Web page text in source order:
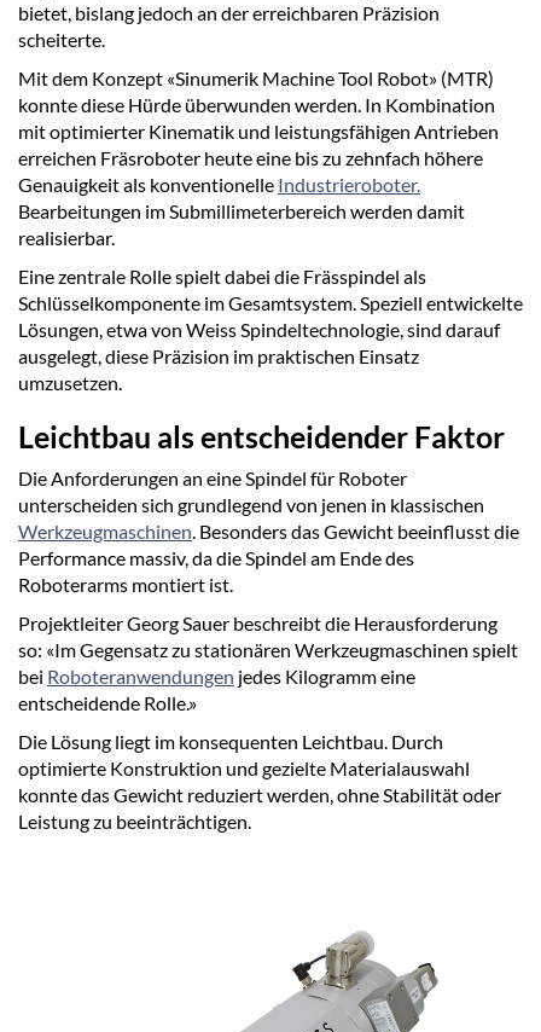
bietet, bislang jedoch an der erreichbaren Präzision
scheiterte.
Mit dem Konzept «Sinumerik Machine Tool Robot» (MTR)
konnte diese Hürde überwunden werden. In Kombination
mit optimierter Kinematik und leistungsfähigen Antrieben
erreichen Fräsroboter heute eine bis zu zehnfach höhere
Genauigkeit als konventionelle Industrieroboter.
Bearbeitungen im Submillimeterbereich werden damit
realisierbar.
Eine zentrale Rolle spielt dabei die Frässpindel als
Schlüsselkomponente im Gesamtsystem. Speziell entwickelte
Lösungen, etwa von Weiss Spindeltechnologie, sind darauf
ausgelegt, diese Präzision im praktischen Einsatz
umzusetzen.
Leichtbau als entscheidender Faktor
Die Anforderungen an eine Spindel für Roboter
unterscheiden sich grundlegend von jenen in klassischen
Werkzeugmaschinen. Besonders das Gewicht beeinflusst die
Performance massiv, da die Spindel am Ende des
Roboterarms montiert ist.
Projektleiter Georg Sauer beschreibt die Herausforderung
so: «Im Gegensatz zu stationären Werkzeugmaschinen spielt
bei Roboteranwendungen jedes Kilogramm eine
entscheidende Rolle.»
Die Lösung liegt im konsequenten Leichtbau. Durch
optimierte Konstruktion und gezielte Materialauswahl
konnte das Gewicht reduziert werden, ohne Stabilität oder
Leistung zu beeinträchtigen.